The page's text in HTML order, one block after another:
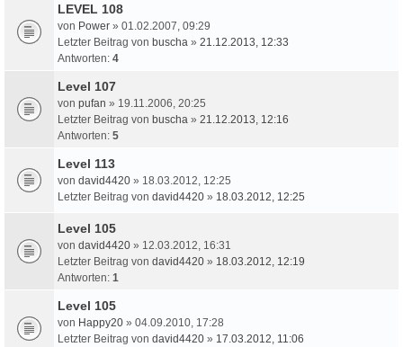
LEVEL 108
von Power » 01.02.2007, 09:29
Letzter Beitrag von buscha » 21.12.2013, 12:33
Antworten: 4
Level 107
von pufan » 19.11.2006, 20:25
Letzter Beitrag von buscha » 21.12.2013, 12:16
Antworten: 5
Level 113
von david4420 » 18.03.2012, 12:25
Letzter Beitrag von david4420 » 18.03.2012, 12:25
Level 105
von david4420 » 12.03.2012, 16:31
Letzter Beitrag von david4420 » 18.03.2012, 12:19
Antworten: 1
Level 105
von Happy20 » 04.09.2010, 17:28
Letzter Beitrag von david4420 » 17.03.2012, 11:06